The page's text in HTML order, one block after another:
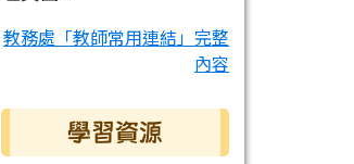
教務處「教師常用連結」完整
內容
學習資源